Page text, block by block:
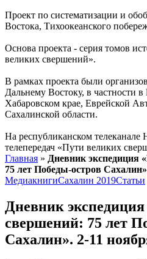
Проект по систематизации и
Востока, Тихоокеанского
Основа проекта - серия томов
великих свершений».
В рамках проекта были
Дальнему Востоку, в частности
Хабаровском крае, Еврейской
Сахалинской области.
На республиканском
телепередач «Пути великих
Главная » Дневник экспедиция
75 лет Победы-остров
МедиакнигиСахалин 2019Статьи
Дневник
свершений: 75 лет
Сахалин». 2-11